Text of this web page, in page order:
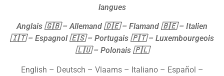
langues
Anglais 🇬🇧 – Allemand 🇩🇪 – Flamand 🇧🇪 – Italien
🇮🇹 – Espagnol🇪🇸 – Portugais 🇵🇹 – Luxembourgeois
🇱🇺 – Polonais 🇵🇱
English – Deutsch – Vlaams – Italiano – Español –